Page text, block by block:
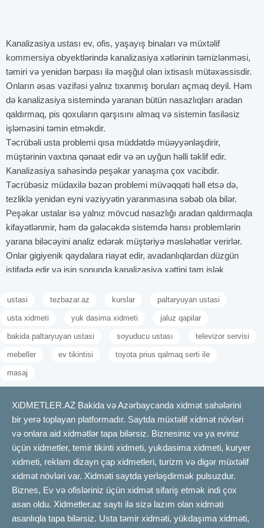
Kanalizasiya ustası ev, ofis, yaşayış binaları və müxtəlif
kommersiya obyektlərində kanalizasiya xətlərinin təmizlənməsi,
təmiri və yenidən bərpası ilə məşğul olan ixtisaslı mütəxəssisdir.
Onların əsas vəzifəsi yalnız tıxanmış boruları açmaq deyil. Həm
də kanalizasiya sistemində yaranan bütün nasazlıqları aradan
qaldırmaq, pis qoxuların qarşısını almaq və sistemin fasiləsiz
işləməsini təmin etməkdir.
Təcrübəli usta problemi qısa müddətdə müəyyənləşdirir,
müştərinin vaxtına qənaət edir və ən uyğun həlli təklif edir.
Kanalizasiya sahəsində peşəkar yanaşma çox vacibdir.
Təcrübəsiz müdaxilə bəzən problemi müvəqqəti həll etsə də,
tezliklə yenidən eyni vəziyyətin yaranmasına səbəb ola bilər.
Peşəkar ustalar isə yalnız mövcud nasazlığı aradan qaldırmaqla
kifayətlənmir, həm də gələcəkdə sistemdə hansı problemlərin
yarana biləcəyini analiz edərək müştəriyə məsləhətlər verirlər.
Onlar gigiyenik qaydalara riayət edir, avadanlıqlardan düzgün
istifadə edir və işin sonunda kanalizasiya xəttini tam işlək
Kanalizasiya işlərində təcrübə həlledici amildir. Təcrübəli usta işə
həm vaxtına qənaətlə, həm də uzunmüddətli həll ilə aradan
qaldırılır.
Məsələn, sadə tıxanmalarda mexaniki spiral kifayət edirsə,
buradadır. O, hər vəziyyət üçün ən optimal həlli bilir və müştəriyə
əlavə xərclərdən qaçmaq imkanı yaradır.
XiDMETLER.AZ saytında peşəkar ustaları seçmək həm
vaxtınıza, həm də büdcənizə qənaət edəcək. Ən əsası isə
uzunmüddətli rahatlıq və təmizlik təmin olunacaq.
Kanalizasiya ustası xidmətinin növləri
Kanalizasiya sistemlərində yaranan tıxanmaların aradan
qaldırılması müxtəlif üsullarla həyata keçirilir. Hər metodun öz
ustasi tezbazar.az kurslar paltaryuyan ustasi
usta xidmeti yuk dasima xidmeti jaluz qapilar
bakida paltaryuyan ustasi soyuducu ustası televizor servisi
mebeller ev tikintisi toyota prius qalmaq serti ile
masaj
XiDMETLER.AZ Bakida və Azərbaycanda xidmət sahələrini
bir yerə toplayan platformadır. Saytda müxtəlif xidmət növləri
və onlara aid xidmətlər tapa bilərsiz. Biznesiniz və ya eviniz
üçün xidmetler, temir tikinti xidmeti, yukdasima xidmeti, kuryer
xidmeti, reklam dizayn çap xidmetleri, turizm və digər müxtəlif
xidmət növləri var. Xidməti saytda yerləşdirmək pulsuzdur.
Biznes, Ev və ofisləriniz üçün xidmət sifariş etmək indi çox
asan oldu. Xidmetler.az saytı ilə sizə lazım olan xidməti
asanlıqla tapa bilərsiz. Usta təmir xidməti, yükdaşıma xidməti,